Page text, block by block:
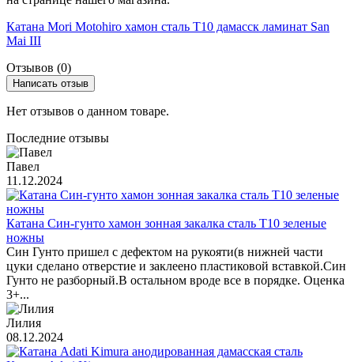
Катана Mori Motohiro хамон сталь T10 дамасск ламинат San
Mai III
Отзывов (0)
Написать отзыв
Нет отзывов о данном товаре.
Последние отзывы
Павел
11.12.2024
Катана Син-гунто хамон зонная закалка сталь T10 зеленые
ножны
Син Гунто пришел с дефектом на рукояти(в нижней части
цуки сделано отверстие и заклеено пластиковой вставкой.Син
Гунто не разборный.В остальном вроде все в порядке. Оценка
3+...
Лилия
08.12.2024